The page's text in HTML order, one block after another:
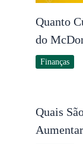
Quanto
do
Finanças
Quais